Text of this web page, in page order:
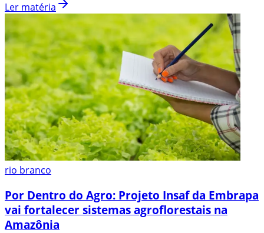
Ler matéria
rio branco
Por Dentro do Agro: Projeto Insaf da Embrapa
vai fortalecer sistemas agroflorestais na
Amazônia